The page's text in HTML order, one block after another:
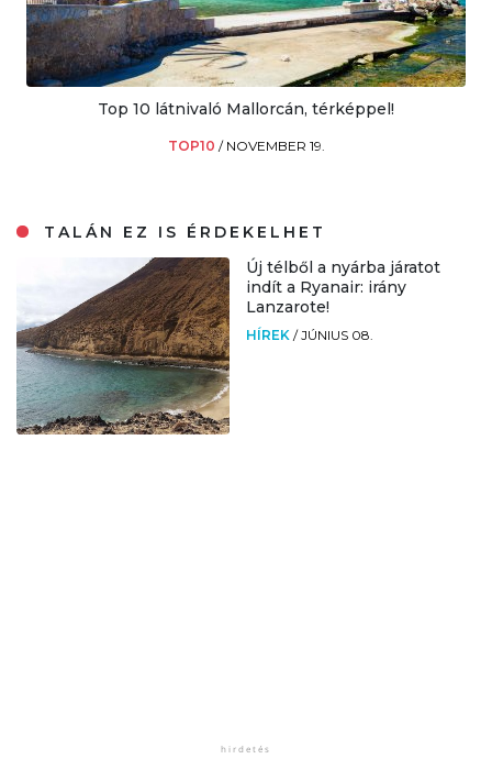
Top 10 látnivaló Mallorcán, térképpel!
TOP10 / NOVEMBER 19.
TALÁN EZ IS ÉRDEKELHET
Új télből a nyárba járatot
indít a Ryanair: irány
Lanzarote!
HÍREK /JÚNIUS 08.